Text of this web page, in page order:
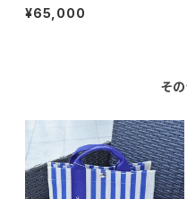
可 ﾌﾟﾛﾌｪｯｼｮﾅﾙｸﾗｽ「ウェール
ズの郷土菓子＆料理」
¥65,000
そ